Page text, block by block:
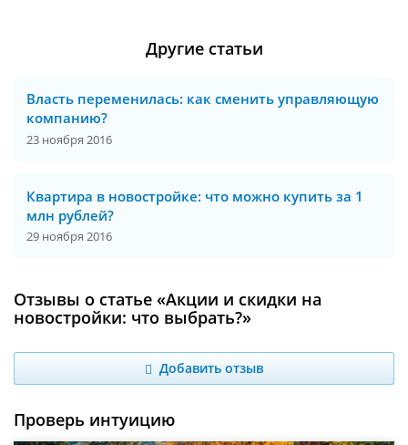
Другие статьи
Власть переменилась: как сменить управляющую
компанию?
23 ноября 2016
Квартира в новостройке: что можно купить за 1
млн рублей?
29 ноября 2016
Отзывы о статье «Акции и скидки на
новостройки: что выбрать?»
Добавить отзыв
Проверь интуицию